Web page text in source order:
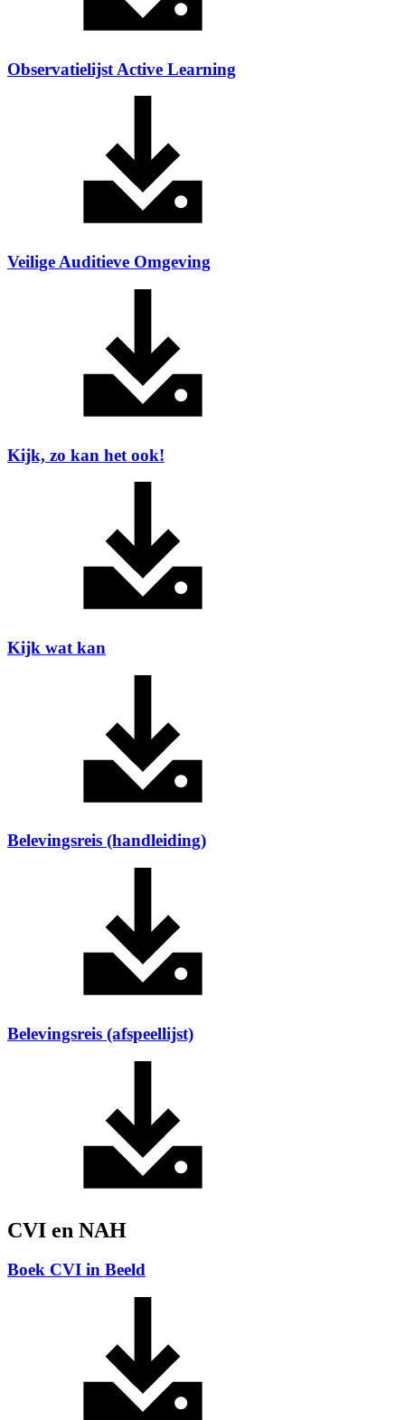
Observatielijst Active Learning
Veilige Auditieve Omgeving
Kijk, zo kan het ook!
Kijk wat kan
Belevingsreis (handleiding)
Belevingsreis (afspeellijst)
CVI en NAH
Boek CVI in Beeld